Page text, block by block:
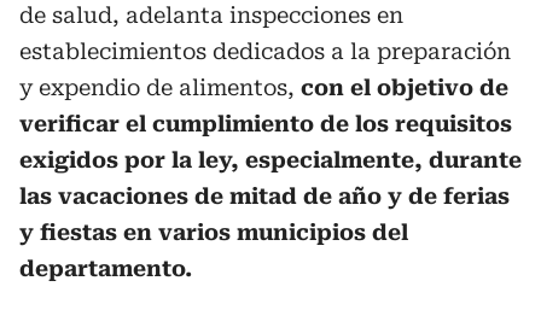
de salud, adelanta inspecciones en
establecimientos dedicados a la preparación
y expendio de alimentos, con el objetivo de
verificar el cumplimiento de los requisitos
exigidos por la ley, especialmente, durante
las vacaciones de mitad de año y de ferias
y fiestas en varios municipios del
departamento.